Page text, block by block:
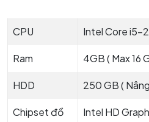
CPU Intel Core i5-
Ram 4GB ( Max 16
HDD 250 GB (
Chipset đồ
Intel HD